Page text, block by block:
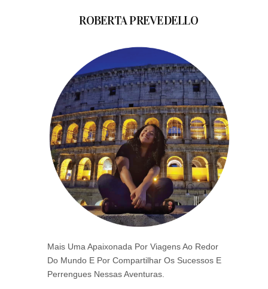
ROBERTA PREVEDELLO
Mais Uma Apaixonada Por Viagens Ao Redor
Do Mundo E Por Compartilhar Os Sucessos E
Perrengues Nessas Aventuras.